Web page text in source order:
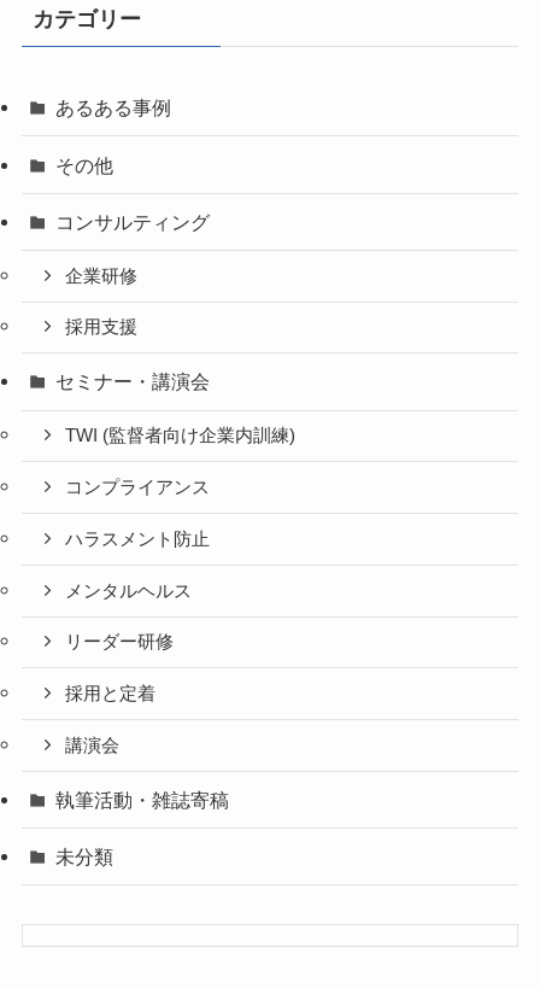
カテゴリー
あるある事例
その他
コンサルティング
企業研修
採用支援
セミナー・講演会
TWI (監督者向け企業内訓練)
コンプライアンス
ハラスメント防止
メンタルヘルス
リーダー研修
採用と定着
講演会
執筆活動・雑誌寄稿
未分類